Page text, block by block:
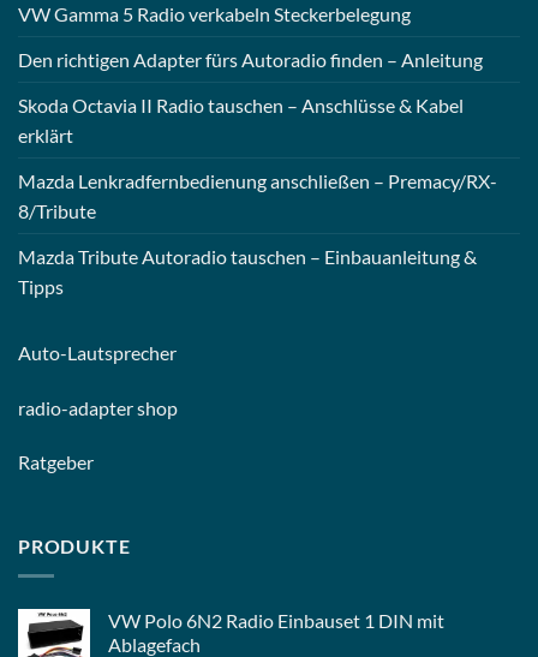
VW Gamma 5 Radio verkabeln Steckerbelegung
Den richtigen Adapter fürs Autoradio finden – Anleitung
Skoda Octavia II Radio tauschen – Anschlüsse & Kabel
erklärt
Mazda Lenkradfernbedienung anschließen – Premacy/RX-
8/Tribute
Mazda Tribute Autoradio tauschen – Einbauanleitung &
Tipps
Auto-Lautsprecher
radio-adapter shop
Ratgeber
PRODUKTE
VW Polo 6N2 Radio Einbauset 1 DIN mit
Ablagefach